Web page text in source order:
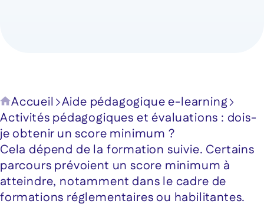
Accueil Aide pédagogique e-learning
Activités pédagogiques et évaluations : dois-
je obtenir un score minimum ?
Cela dépend de la formation suivie. Certains
parcours prévoient un score minimum à
atteindre, notamment dans le cadre de
formations réglementaires ou habilitantes.